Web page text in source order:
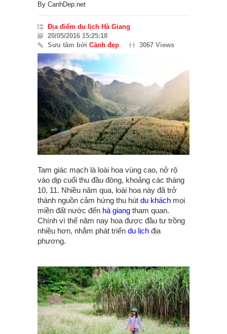
By CanhDep.net
Địa điểm du lịch Hà Giang
20/05/2016 15:25:18
Sưu tầm bởi Cảnh đẹp 3067 Views
Tam giác mạch là loài hoa vùng cao, nở rộ
vào dịp cuối thu đầu đông, khoảng các tháng
10, 11. Nhiều năm qua, loài hoa này đã trở
thành nguồn cảm hứng thu hút du khách mọi
miền đất nước đến hà giang tham quan.
Chính vì thế năm nay hoa được đầu tư trồng
nhiều hơn, nhằm phát triển du lịch địa
phương.